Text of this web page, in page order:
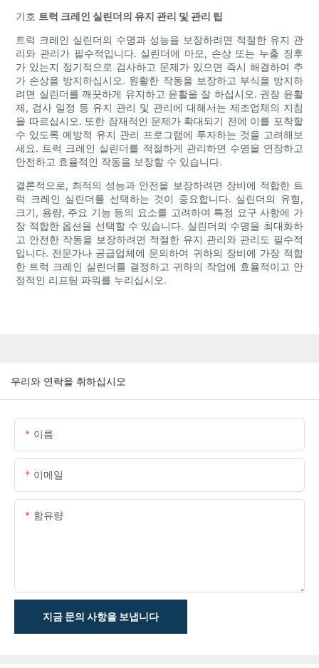
기호 트럭 크레인 실린더의 유지 관리 및 관리 팁
트럭 크레인 실린더의 수명과 성능을 보장하려면 적절한 유지 관
리와 관리가 필수적입니다. 실린더에 마모, 손상 또는 누출 징후
가 있는지 정기적으로 검사하고 문제가 있으면 즉시 해결하여 추
가 손상을 방지하십시오. 원활한 작동을 보장하고 부식을 방지하
려면 실린더를 깨끗하게 유지하고 윤활을 잘 하십시오. 권장 윤활
제, 검사 일정 등 유지 관리 및 관리에 대해서는 제조업체의 지침
을 따르십시오. 또한 잠재적인 문제가 확대되기 전에 이를 포착할
수 있도록 예방적 유지 관리 프로그램에 투자하는 것을 고려해보
세요. 트럭 크레인 실린더를 적절하게 관리하면 수명을 연장하고
안전하고 효율적인 작동을 보장할 수 있습니다.
결론적으로, 최적의 성능과 안전을 보장하려면 장비에 적합한 트
럭 크레인 실린더를 선택하는 것이 중요합니다. 실린더의 유형,
크기, 용량, 주요 기능 등의 요소를 고려하여 특정 요구 사항에 가
장 적합한 옵션을 선택할 수 있습니다. 실린더의 수명을 최대화하
고 안전한 작동을 보장하려면 적절한 유지 관리와 관리도 필수적
입니다. 전문가나 공급업체에 문의하여 귀하의 장비에 가장 적합
한 트럭 크레인 실린더를 결정하고 귀하의 작업에 효율적이고 안
정적인 리프팅 파워를 누리십시오.
우리와 연락을 취하십시오
이름
이메일
함유량
지금 문의 사항을 보냅니다